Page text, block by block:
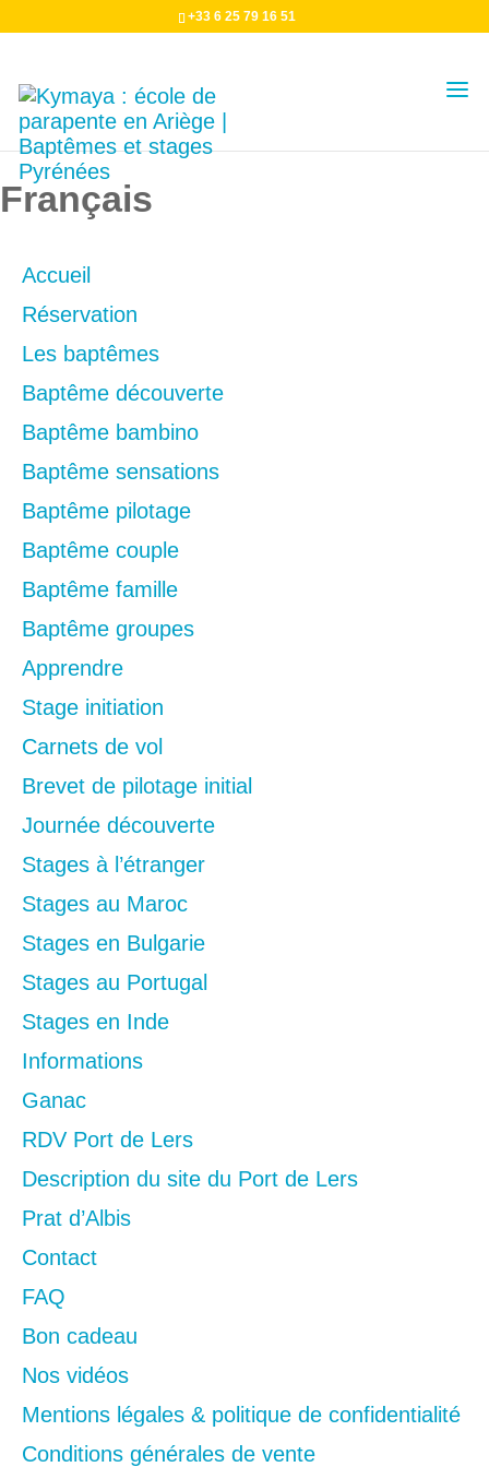
+33 6 25 79 16 51
Plan du site / Sitemap
Français
Accueil
Réservation
Les baptêmes
Baptême découverte
Baptême bambino
Baptême sensations
Baptême pilotage
Baptême couple
Baptême famille
Baptême groupes
Apprendre
Stage initiation
Carnets de vol
Brevet de pilotage initial
Journée découverte
Stages à l’étranger
Stages au Maroc
Stages en Bulgarie
Stages au Portugal
Stages en Inde
Informations
Ganac
RDV Port de Lers
Description du site du Port de Lers
Prat d’Albis
Contact
FAQ
Bon cadeau
Nos vidéos
Mentions légales & politique de confidentialité
Conditions générales de vente